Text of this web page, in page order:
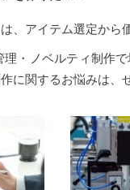
、アイテム選定から
・ノベルティ制作
に関するお悩みは、